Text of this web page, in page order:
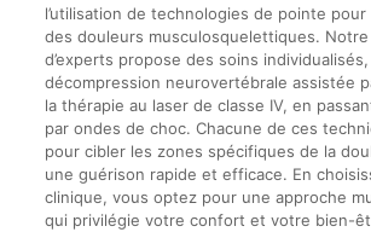
l’utilisation de technologies de pointe
des douleurs musculosquelettiques.
d’experts propose des soins
décompression neurovertébrale assistée
la thérapie au laser de classe IV, en
par ondes de choc. Chacune de ces
pour cibler les zones spécifiques de la
une guérison rapide et efficace. En
clinique, vous optez pour une approche
qui privilégie votre confort et votre bien-